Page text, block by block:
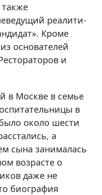
реалити-
Кроме
основателей
и
в Москве в семье
в
около шести
а
сына занималась
возрасте о
даже не
биография